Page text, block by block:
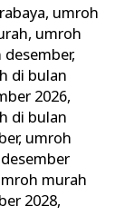
, umroh
, umroh
,
di bulan
2026,
di bulan
, umroh
murah
2028,